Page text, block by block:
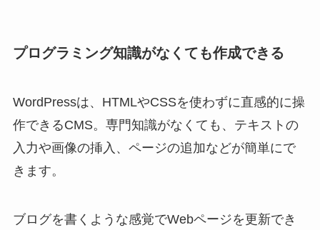
プログラミング知識がなくても作成できる
WordPressは、HTMLやCSSを使わずに直感的に操
作できるCMS。専門知識がなくても、テキストの
入力や画像の挿入、ページの追加などが簡単にで
きます。
ブログを書くような感覚でWebページを更新でき